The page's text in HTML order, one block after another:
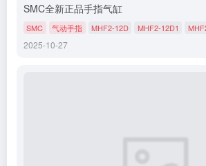
SMC全新正品手指气缸
SMC 气动手指 MHF2-12D MHF2-12D1
2025-10-27